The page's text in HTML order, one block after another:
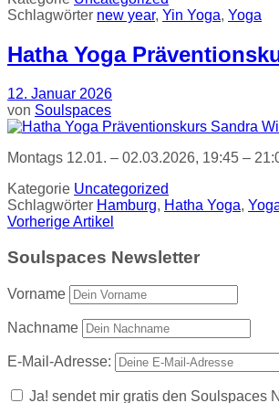
Schlagwörter new year, Yin Yoga, Yoga
Hatha Yoga
12. Januar 2026
von Soulspaces
Montags 12.01. – 02.03.2026, 19:45 –
Kategorie Uncategorized
Schlagwörter Hamburg, Hatha Yoga,
Vorherige Artikel
Soulspaces Newsletter
Vorname
Nachname
E-Mail-Adresse:
Ja! sendet mir gratis den Soulspaces